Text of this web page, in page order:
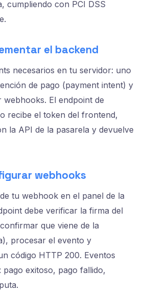
cumpliendo con PCI DSS
el backend
necesarios en tu servidor: uno
de pago (payment intent) y
El endpoint de
recibe el token del frontend,
la API de la pasarela y devuelve
webhooks
tu webhook en el panel de la
debe verificar la firma del
que viene de la
procesar el evento y
código HTTP 200. Eventos
pago exitoso, pago fallido,